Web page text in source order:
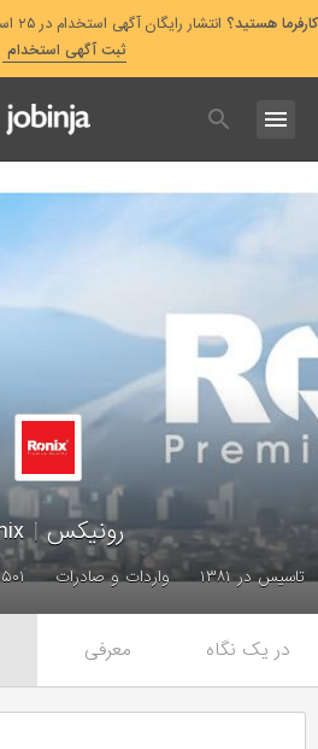
کارفرما هستید؟ انتشار رایگان آگهی استخدام در ۲۵ استان و ۲۶ دسته‌بندی شغلی
ثبت آگهی استخدام
رونیکس|
Ronix
تاسیس در ۱۳۸۱ واردات و صادرات ۵۰۱ تا ۱۰۰۰ نفر
در یک نگاه معرفی